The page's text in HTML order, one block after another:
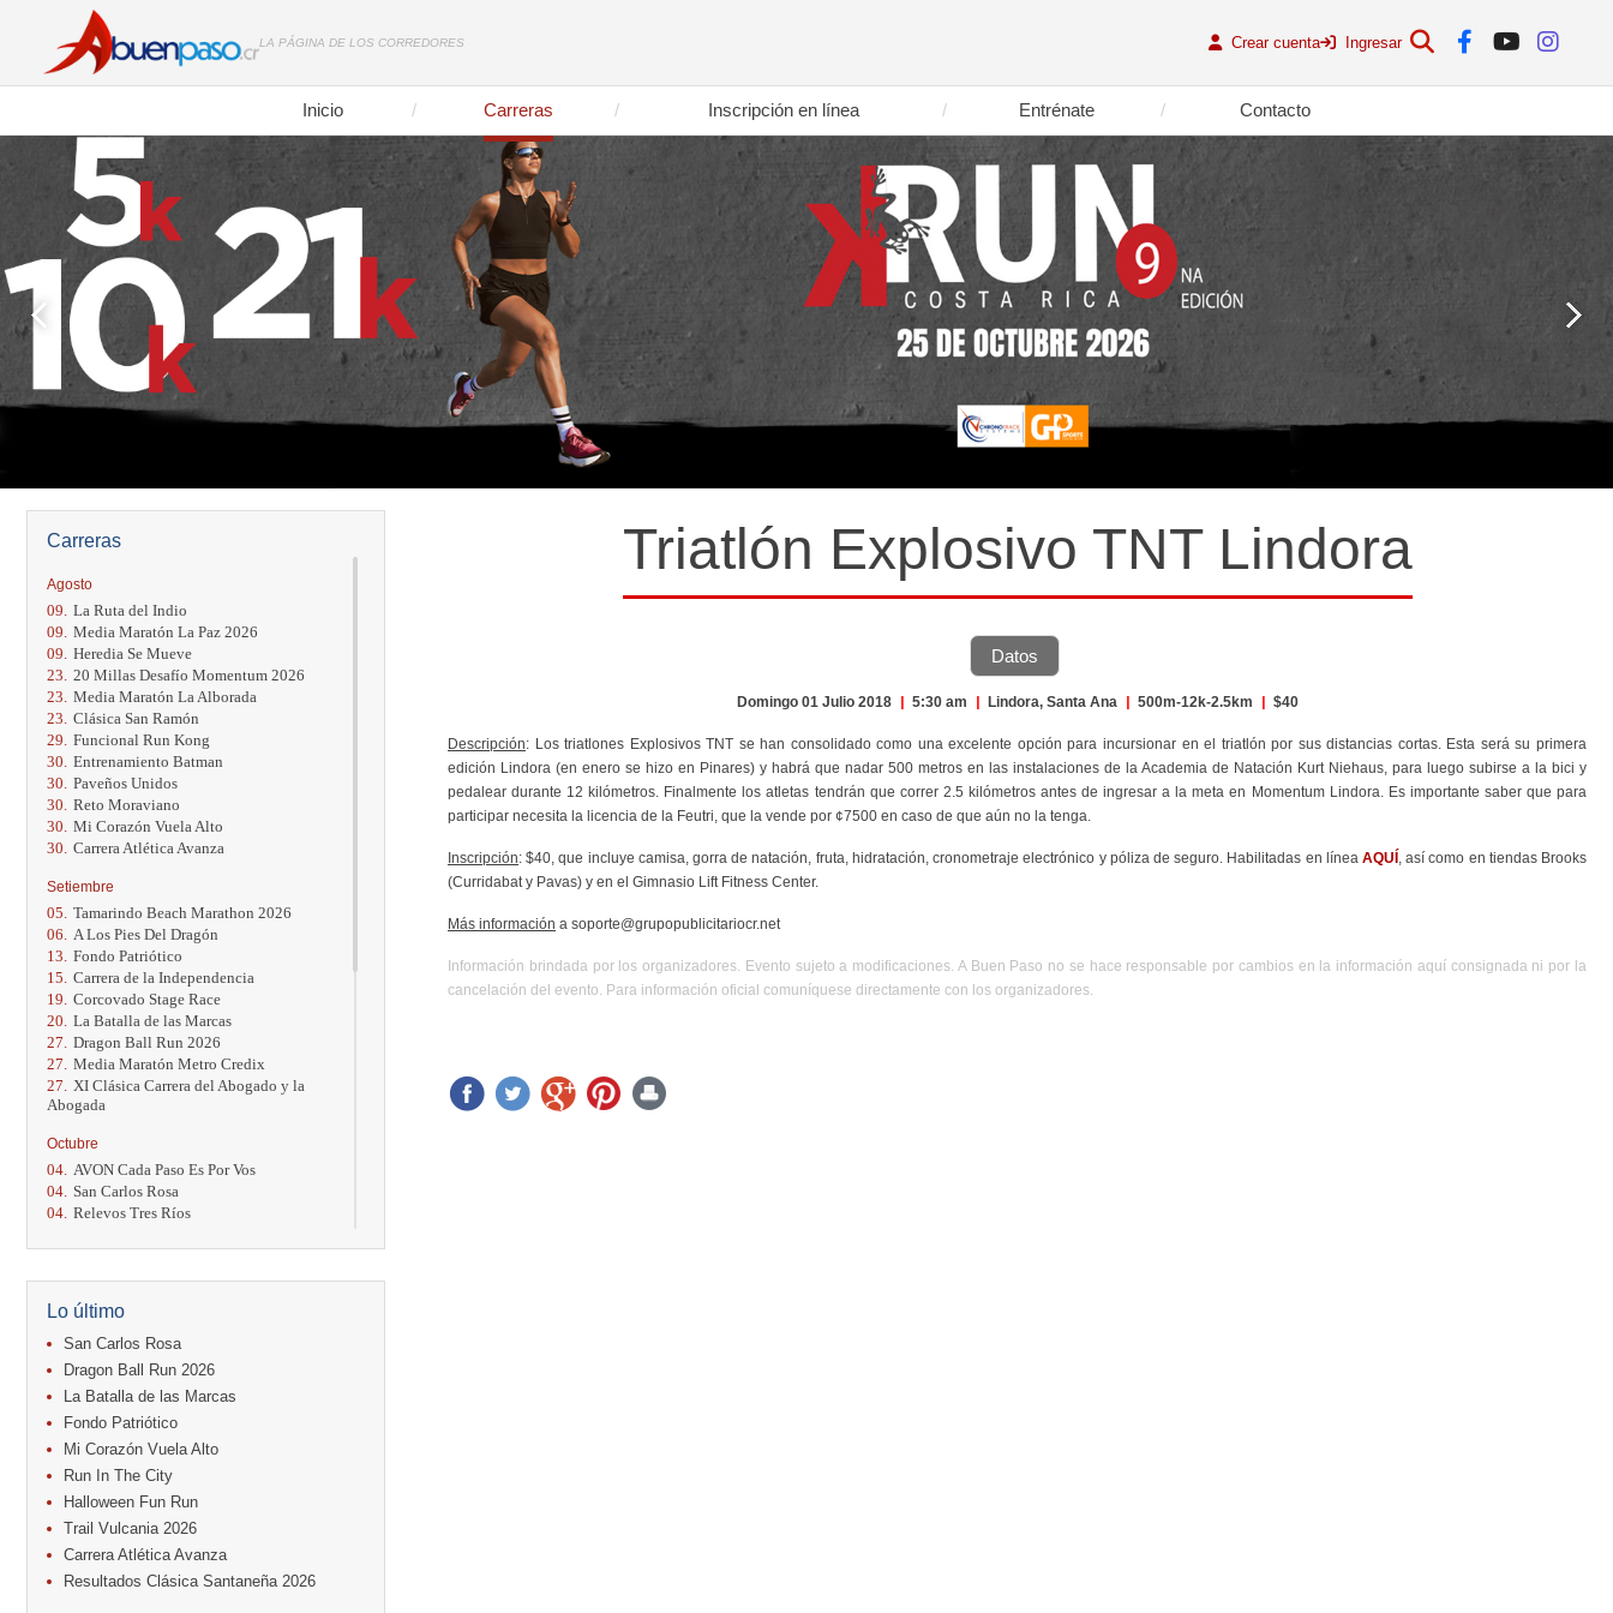
LA PÁGINA DE LOS CORREDORES Crear cuenta Ingresar
Inicio Carreras Inscripción en línea Entrénate Contacto
Carreras
Agosto
09. La Ruta del Indio
09. Media Maratón La Paz 2026
09. Heredia Se Mueve
23. 20 Millas Desafío Momentum 2026
23. Media Maratón La Alborada
23. Clásica San Ramón
29. Funcional Run Kong
30. Entrenamiento Batman
30. Paveños Unidos
30. Reto Moraviano
30. Mi Corazón Vuela Alto
30. Carrera Atlética Avanza
Setiembre
05. Tamarindo Beach Marathon 2026
06.
A Los Pies Del Dragón
13. Fondo Patriótico
15. Carrera de la Independencia
19. Corcovado Stage Race
20. La Batalla de las Marcas
27. Dragon Ball Run 2026
27. Media Maratón Metro Credix
27.
XI Clásica Carrera del Abogado y la
Abogada
Octubre
04. AVON Cada Paso Es Por Vos
04. San Carlos Rosa
04. Relevos Tres Ríos
17. Caribe Paradise Run
Casa Turire Trail Run
18. Warriors Run Circuit
18. Samsung Jacó Beach Half Marathon
2026
KRun by Under Armour
25. Run Alajuela
31. Halloween Fun Run
15. Entre Pan y Rosas
Diciembre
06. Trail Vulcania 2026
Lo último
San Carlos Rosa
Dragon Ball Run 2026
La Batalla de las Marcas
Fondo Patriótico
Mi Corazón Vuela Alto
Run In The City
Halloween Fun Run
Trail Vulcania 2026
Carrera Atlética Avanza
Resultados Clásica Santaneña 2026
Triatlón Explosivo TNT Lindora
Datos
Domingo 01 Julio 2018 | 5:30 am | Lindora, Santa Ana | 500m-12k-2.5km | $40
Descripción: Los triatlones Explosivos TNT se han consolidado como una excelente opción para incursionar en el triatlón por sus distancias cortas. Esta será su primera
edición Lindora (en enero se hizo en Pinares) y habrá que nadar 500 metros en las instalaciones de la Academia de Natación Kurt Niehaus, para luego subirse a la bici y
pedalear durante 12 kilómetros. Finalmente los atletas tendrán que correr 2.5 kilómetros antes de ingresar a la meta en Momentum Lindora. Es importante saber que para
participar necesita la licencia de la Feutri, que la vende por ¢7500 en caso de que aún no la tenga.
Inscripción: $40, que incluye camisa, gorra de natación, fruta, hidratación, cronometraje electrónico y póliza de seguro. Habilitadas en línea AQUÍ, así como en tiendas Brooks
(Curridabat y Pavas) y en el Gimnasio Lift Fitness Center.
Más información a soporte@grupopublicitariocr.net
Información brindada por los organizadores. Evento sujeto a modificaciones. A Buen Paso no se hace responsable por cambios en la información aquí consignada ni por la
cancelación del evento. Para información oficial comuníquese directamente con los organizadores.